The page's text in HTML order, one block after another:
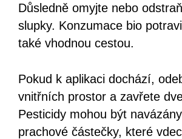
Důsledně omyjte nebo
slupky. Konzumace bio
také vhodnou cestou.
Pokud k aplikaci dochází,
vnitřních prostor a zavřete
Pesticidy mohou být
prachové částečky, které